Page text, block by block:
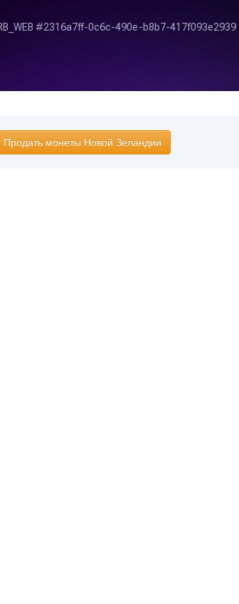
Продать монеты Новой Зеландии